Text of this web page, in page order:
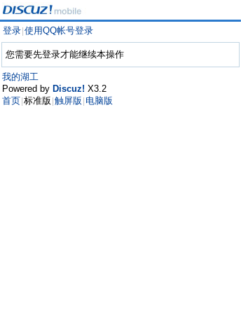
登录 使用QQ帐号登录
您需要先登录才能继续本操作
我的湖工
Powered by Discuz! X3.2
首页 标准版 触屏版 电脑版